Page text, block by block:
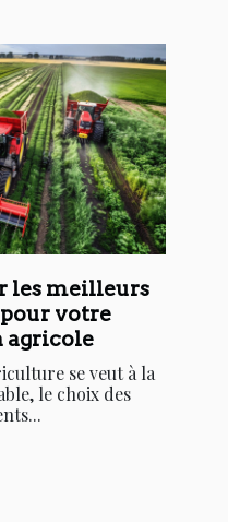
les meilleurs
votre
agricole
se veut à la
le choix des